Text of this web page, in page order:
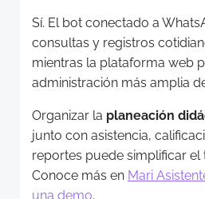
Sí. El bot conectado a
consultas y registros
mientras la plataforma web
administración más amplia
Organizar la planeación
junto con asistencia,
reportes puede simplificar el
Conoce más en Mari
una demo.